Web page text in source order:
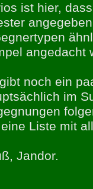
ist hier,
angedacht
noch ein
im
Liste mit
Jandor.